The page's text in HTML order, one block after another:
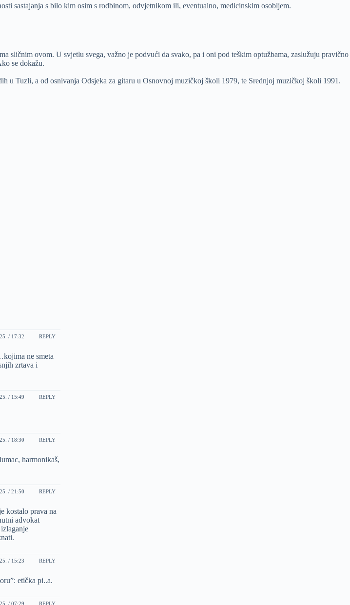
sastajanja s bilo kim osim s rodbinom, odvjetnikom ili, eventualno, medicinskim osobljem.
sličnim ovom. U svjetlu svega, važno je podvući da svako, pa i oni pod teškim optužbama, zaslužuju pravično
se dokažu.
u Tuzli, a od osnivanja Odsjeka za gitaru u Osnovnoj muzičkoj školi 1979, te Srednjoj muzičkoj školi 1991.
/ 17:32 REPLY
ne smeta
zrtava i
/ 15:49 REPLY
/ 18:30 REPLY
harmonikaš,
/ 21:50 REPLY
kostalo prava na
advokat
/ 15:23 REPLY
etička pi..a.
/ 07:29 REPLY